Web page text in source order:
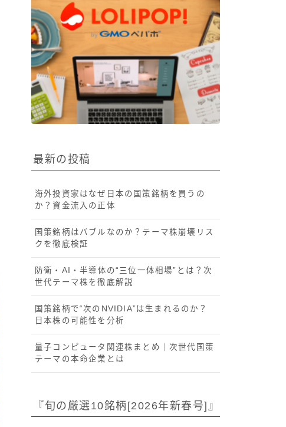
最新の投稿
海外投資家はなぜ日本の国策銘柄を買うの
か？資金流入の正体
国策銘柄はバブルなのか？テーマ株崩壊リス
クを徹底検証
防衛・AI・半導体の“三位一体相場”とは？次
世代テーマ株を徹底解説
国策銘柄で“次のNVIDIA”は生まれるのか？
日本株の可能性を分析
量子コンピュータ関連株まとめ｜次世代国策
テーマの本命企業とは
『旬の厳選10銘柄[2026年新春号]』